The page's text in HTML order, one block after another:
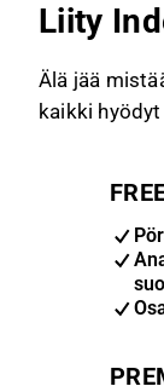
Liity
Älä jää
kaikki